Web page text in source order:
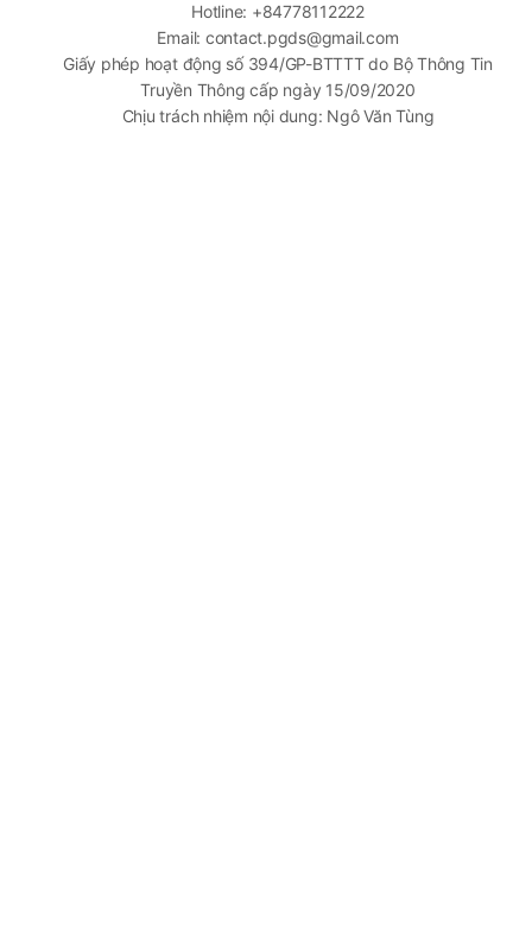
Hotline: +84778112222
Email: contact.pgds@gmail.com
Giấy phép hoạt động số 394/GP-BTTTT do Bộ Thông Tin
Truyền Thông cấp ngày 15/09/2020
Chịu trách nhiệm nội dung: Ngô Văn Tùng